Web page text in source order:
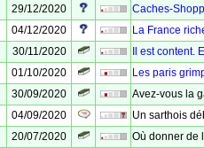
29/12/2020
Caches-
04/12/2020
La France
30/11/2020
Il est content.
01/10/2020
Les paris
30/09/2020
Avez-vous la
04/09/2020
Un sarthois
20/07/2020
Où donner de